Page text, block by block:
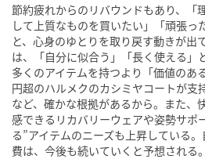
節約疲れからのリバウンドもあり、「
して上質なものを買いたい」「頑張っ
と、心身のゆとりを取り戻す動きが出
は、「自分に似合う」「長く使える」
多くのアイテムを持つより「価値のあ
円超のハルメクのカシミヤコートが支
など、確かな根拠があるから。また、
感できるリカバリーウェアや姿勢サポ
る”アイテムのニーズも上昇している
費は、今後も続いていくと予想される。